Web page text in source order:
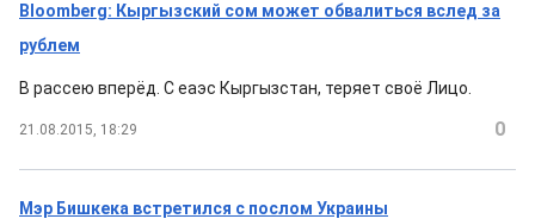
Bloomberg: Кыргызский сом может обвалиться вслед за
рублем
В рассею вперёд. С еаэс Кыргызстан, теряет своё Лицо.
21.08.2015, 18:29 0
Мэр Бишкека встретился с послом Украины